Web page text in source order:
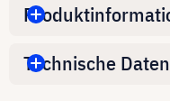
Technische Daten